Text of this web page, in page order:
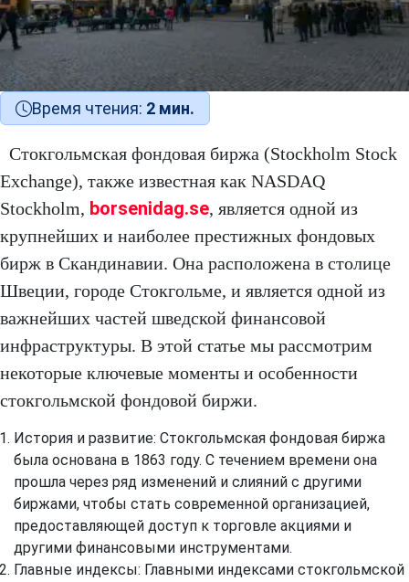
Время чтения: 2 мин.
Стокгольмская фондовая биржа (Stockholm Stock
Exchange), также известная как NASDAQ
Stockholm, borsenidag.se, является одной из
крупнейших и наиболее престижных фондовых
бирж в Скандинавии. Она расположена в столице
Швеции, городе Стокгольме, и является одной из
важнейших частей шведской финансовой
инфраструктуры. В этой статье мы рассмотрим
некоторые ключевые моменты и особенности
стокгольмской фондовой биржи.
История и развитие: Стокгольмская фондовая биржа
была основана в 1863 году. С течением времени она
прошла через ряд изменений и слияний с другими
биржами, чтобы стать современной организацией,
предоставляющей доступ к торговле акциями и
другими финансовыми инструментами.
Главные индексы: Главными индексами стокгольмской